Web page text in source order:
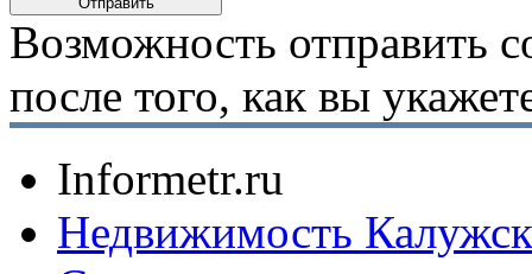
Возможность отправить
после того, как вы
Informetr.ru
Недвижимость